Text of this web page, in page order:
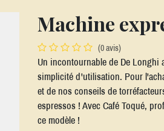
Machine
(0 avis)
Un incontournable de De Longhi
simplicité d'utilisation. Pour
et de nos conseils de
espressos ! Avec Café Toqué,
ce modèle !